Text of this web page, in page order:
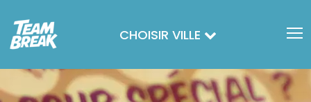
CHOISIR VILLE